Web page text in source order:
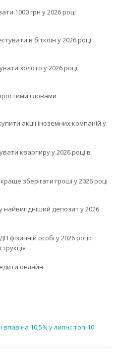
1000 грн у 2026 році
в біткоїн у 2026 році
золото у 2026 році
словами
акції іноземних компаній у
квартиру у 2026 році в
зберігати гроші у 2026 році
найвигідніший депозит у 2026
фізичній особі у 2026 році:
онлайн
на 10,5% у липні: топ-10